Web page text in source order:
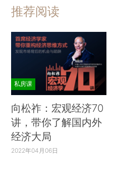
推荐阅读
私房课
向松祚：宏观经济70
讲，带你了解国内外
经济大局
2022年04月06日